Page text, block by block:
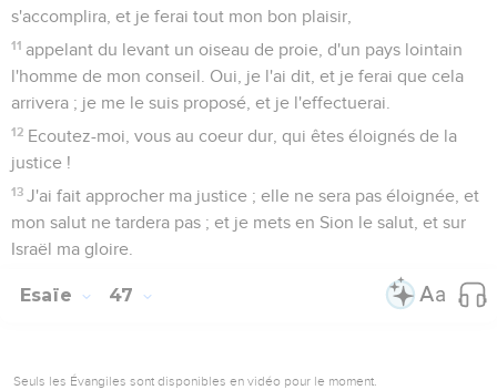
s'accomplira, et je ferai tout mon bon plaisir,
11 appelant du levant un oiseau de proie, d'un pays lointain
l'homme de mon conseil. Oui, je l'ai dit, et je ferai que cela
arrivera ; je me le suis proposé, et je l'effectuerai.
12 Ecoutez-moi, vous au coeur dur, qui êtes éloignés de la
justice !
13 J'ai fait approcher ma justice ; elle ne sera pas éloignée, et
mon salut ne tardera pas ; et je mets en Sion le salut, et sur
Israël ma gloire.
Esaïe 47
Seuls les Évangiles sont disponibles en vidéo pour le moment.